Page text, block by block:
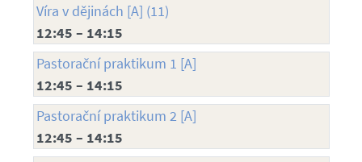
Víra v dějinách [A] (11)
12:45 – 14:15
Pastorační praktikum 1 [A]
12:45 – 14:15
Pastorační praktikum 2 [A]
12:45 – 14:15